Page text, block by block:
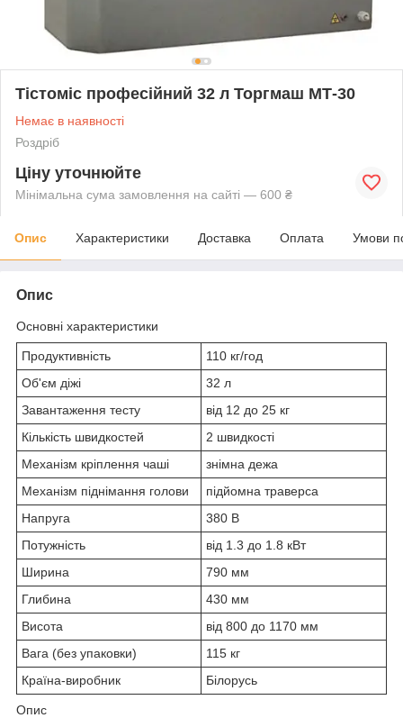
Тістоміс професійний 32 л Торгмаш МТ-30
Немає в наявності
Роздріб
Ціну уточнюйте
Мінімальна сума замовлення на сайті — 600 ₴
Опис Характеристики Доставка Оплата Умови
Опис
Основні характеристики
Продуктивність
110 кг/год
Об'єм діжі
32 л
Завантаження тесту
від 12 до 25 кг
Кількість швидкостей
2 швидкості
Механізм кріплення чаші
знімна дежа
Механізм піднімання голови
підйомна траверса
Напруга
380 В
Потужність
від 1.3 до 1.8 кВт
Ширина
790 мм
Глибина
430 мм
Висота
від 800 до 1170 мм
Вага (без упаковки)
115 кг
Країна-виробник
Білорусь
Опис